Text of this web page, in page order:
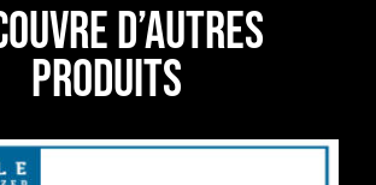
d’autres
produits